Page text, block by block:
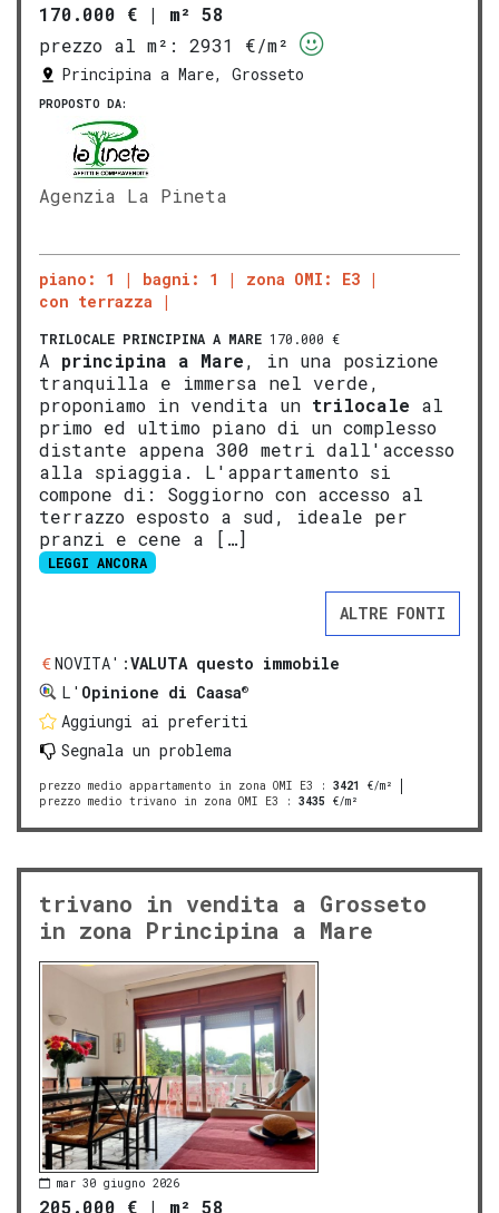
170.000 € | m² 58
prezzo al m²:
2931 €/m²
Principina a Mare, Grosseto
PROPOSTO DA:
Agenzia La Pineta
piano: 1 bagni: 1
zona OMI: E3
con terrazza
TRILOCALE PRINCIPINA A MARE 170.000 €
A principina a Mare, in una posizione
tranquilla e immersa nel verde,
proponiamo in vendita un trilocale al
primo ed ultimo piano di un complesso
distante appena 300 metri dall'accesso
alla spiaggia. L'appartamento si
compone di: Soggiorno con accesso al
terrazzo esposto a sud, ideale per
pranzi e cene a […]
LEGGI ANCORA
ALTRE FONTI
NOVITA':VALUTA questo immobile
L' Opinione di Caasa®
Aggiungi ai preferiti
Segnala un problema
prezzo medio appartamento in zona OMI E3 : 3421
€/m²
prezzo medio trivano in zona OMI E3 : 3435 €/m²
trivano in vendita a Grosseto
in zona Principina a Mare
mar 30 giugno 2026
205.000 € | m² 58